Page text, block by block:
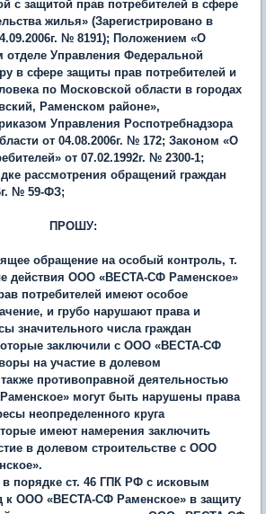
с защитой прав потребителей в сфере
жилья» (Зарегистрировано в
№ 8191); Положением «О
отделе Управления Федеральной
в сфере защиты прав потребителей и
по Московской области в городах
Раменском районе»,
Управления Роспотребнадзора
от 04.08.2006г. № 172; Законом «О
от 07.02.1992г. № 2300-1;
рассмотрения обращений граждан
№ 59-ФЗ;
ПРОШУ:
обращение на особый контроль, т.
действия ООО «ВЕСТА-СФ Раменское»
потребителей имеют особое
и грубо нарушают права и
значительного числа граждан
заключили с ООО «ВЕСТА-СФ
на участие в долевом
также противоправной деятельностью
могут быть нарушены права
неопределенного круга
имеют намерения заключить
в долевом строительстве с ООО
порядке ст. 46 ГПК РФ с исковым
к ООО «ВЕСТА-СФ Раменское» в защиту